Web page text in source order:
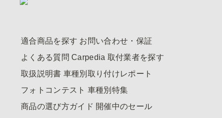
適合商品を探す お問い合わせ・保証
よくある質問 Carpedia 取付業者を探す
取扱説明書 車種別取り付けレポート
フォトコンテスト 車種別特集
商品の選び方ガイド 開催中のセール